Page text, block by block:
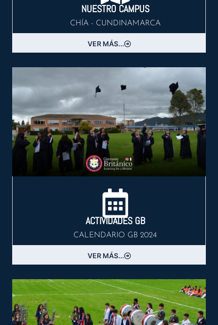
NUESTRO CAMPUS
CHÍA - CUNDINAMARCA
VER MÁS...
ACTIVIDADES GB
CALENDARIO GB 2024
VER MÁS...